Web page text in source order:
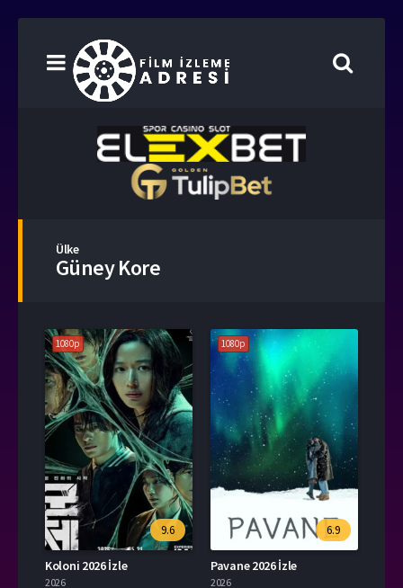
Ülke
Güney Kore
1080p
9.6
Koloni 2026 İzle
2026
1080p
6.9
Pavane 2026 İzle
2026